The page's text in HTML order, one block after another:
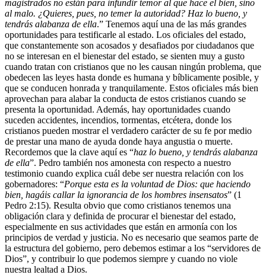
magistrados no están para infundir temor al que hace el bien, sino
al malo. ¿Quieres, pues, no temer la autoridad? Haz lo bueno, y
tendrás alabanza de ella.” Tenemos aquí una de las más grandes
oportunidades para testificarle al estado. Los oficiales del estado,
que constantemente son acosados y desafiados por ciudadanos que
no se interesan en el bienestar del estado, se sienten muy a gusto
cuando tratan con cristianos que no les causan ningún problema, que
obedecen las leyes hasta donde es humana y bíblicamente posible, y
que se conducen honrada y tranquilamente. Estos oficiales más bien
aprovechan para alabar la conducta de estos cristianos cuando se
presenta la oportunidad. Además, hay oportunidades cuando
suceden accidentes, incendios, tormentas, etcétera, donde los
cristianos pueden mostrar el verdadero carácter de su fe por medio
de prestar una mano de ayuda donde haya angustia o muerte.
Recordemos que la clave aquí es “haz lo bueno, y tendrás alabanza
de ella”. Pedro también nos amonesta con respecto a nuestro
testimonio cuando explica cuál debe ser nuestra relación con los
gobernadores: “Porque esta es la voluntad de Dios: que haciendo
bien, hagáis callar la ignorancia de los hombres insensatos” (1
Pedro 2:15). Resulta obvio que como cristianos tenemos una
obligación clara y definida de procurar el bienestar del estado,
especialmente en sus actividades que están en armonía con los
principios de verdad y justicia. No es necesario que seamos parte de
la estructura del gobierno, pero debemos estimar a los “servidores de
Dios”, y contribuir lo que podemos siempre y cuando no viole
nuestra lealtad a Dios.